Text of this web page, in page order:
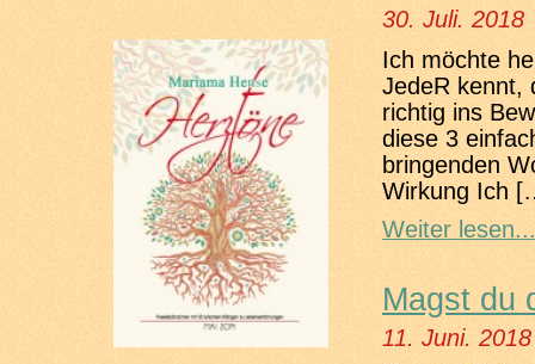
(klick aufs Bild)
30. Juli. 2018
Ich möchte
JedeR kennt,
richtig ins
diese 3
bringenden
Wirkung Ich
Weiter lesen...
Magst du
11. Juni. 2018